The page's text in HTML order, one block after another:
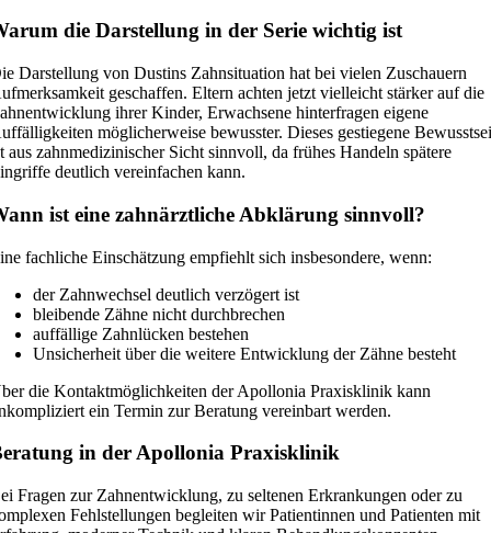
die Darstellung in der Serie wichtig ist
Darstellung von Dustins Zahnsituation hat bei vielen Zuschauern
geschaffen. Eltern achten jetzt vielleicht stärker auf die
ihrer Kinder, Erwachsene hinterfragen eigene
möglicherweise bewusster. Dieses gestiegene
aus zahnmedizinischer Sicht sinnvoll, da frühes Handeln spätere
deutlich vereinfachen kann.
ist eine zahnärztliche Abklärung sinnvoll?
fachliche Einschätzung empfiehlt sich insbesondere, wenn:
der Zahnwechsel deutlich verzögert ist
bleibende Zähne nicht durchbrechen
auffällige Zahnlücken bestehen
Unsicherheit über die weitere Entwicklung der Zähne besteht
die Kontaktmöglichkeiten der Apollonia Praxisklinik kann
ein Termin zur Beratung vereinbart werden.
in der Apollonia Praxisklinik
Fragen zur Zahnentwicklung, zu seltenen Erkrankungen oder zu
Fehlstellungen begleiten wir Patientinnen und Patienten mit